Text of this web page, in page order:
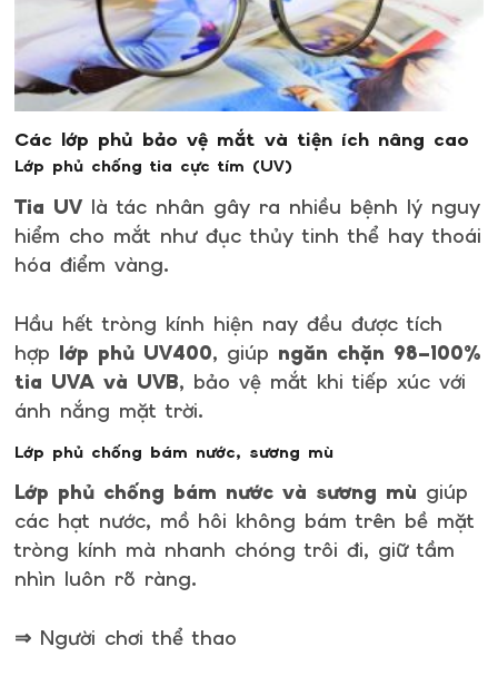
Các lớp phủ bảo vệ mắt và tiện ích nâng cao
Lớp phủ chống tia cực tím (UV)
Tia UV là tác nhân gây ra nhiều bệnh lý nguy
hiểm cho mắt như đục thủy tinh thể hay thoái
hóa điểm vàng.
Hầu hết tròng kính hiện nay đều được tích
hợp lớp phủ UV400, giúp ngăn chặn 98–100%
tia UVA và UVB, bảo vệ mắt khi tiếp xúc với
ánh nắng mặt trời.
Lớp phủ chống bám nước, sương mù
Lớp phủ chống bám nước và sương mù giúp
các hạt nước, mồ hôi không bám trên bề mặt
tròng kính mà nhanh chóng trôi đi, giữ tầm
nhìn luôn rõ ràng.
⇒ Người chơi thể thao